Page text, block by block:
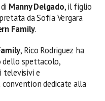
Manny Delgado, il figlio
da Sofía Vergara
Family.
, Rico Rodriguez ha
spettacolo,
televisivi e
dedicate alla